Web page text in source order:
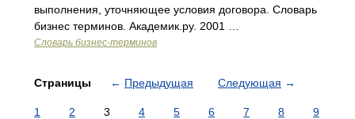
выполнения, уточняющее условия договора. Словарь
бизнес терминов. Академик.ру. 2001 …
Словарь бизнес-терминов
Страницы ← Предыдущая Следующая →
1 2 3 4 5 6 7 8
9